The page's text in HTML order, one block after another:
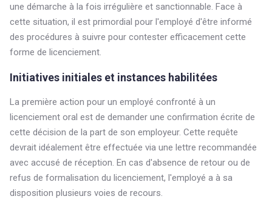
une démarche à la fois irrégulière et sanctionnable. Face à
cette situation, il est primordial pour l'employé d'être informé
des procédures à suivre pour contester efficacement cette
forme de licenciement.
Initiatives initiales et instances habilitées
La première action pour un employé confronté à un
licenciement oral est de demander une confirmation écrite de
cette décision de la part de son employeur. Cette requête
devrait idéalement être effectuée via une lettre recommandée
avec accusé de réception. En cas d'absence de retour ou de
refus de formalisation du licenciement, l'employé a à sa
disposition plusieurs voies de recours.